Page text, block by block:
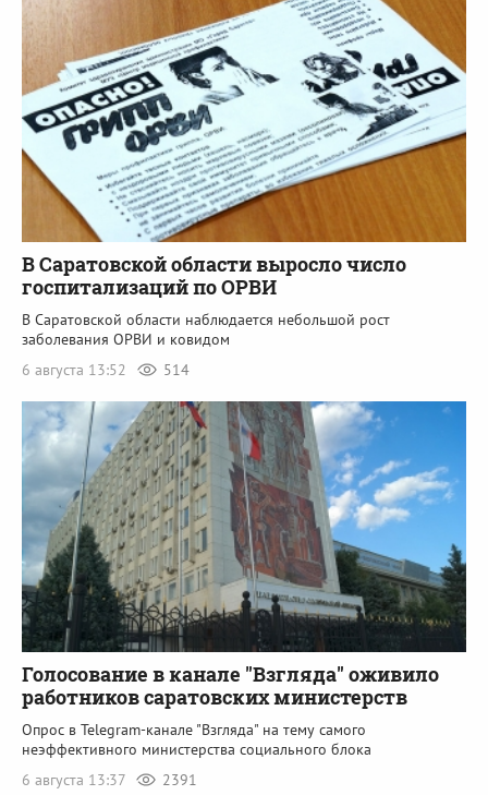
В Саратовской области выросло число
госпитализаций по ОРВИ
В Саратовской области наблюдается небольшой рост
заболевания ОРВИ и ковидом
6 августа 13:52
514
Голосование в канале "Взгляда" оживило
работников саратовских министерств
Опрос в Telegram-канале "Взгляда" на тему самого
неэффективного министерства социального блока
6 августа 13:37
2391